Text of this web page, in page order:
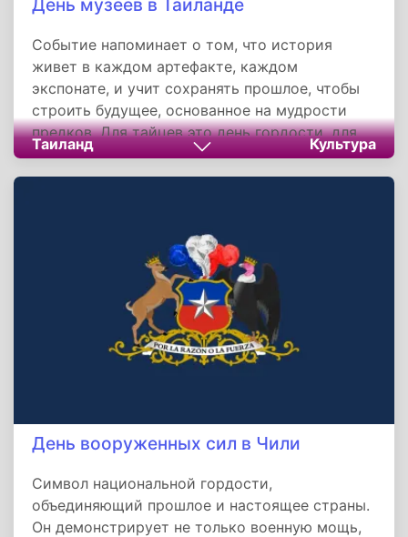
День музеев в Таиланде
Событие напоминает о том, что история
живет в каждом артефакте, каждом
экспонате, и учит сохранять прошлое, чтобы
строить будущее, основанное на мудрости
предков. Для тайцев это день гордости, для
гостей страны — возможность прикоснуться
к древней цивилизации, которая продолжает
Таиланд Культура
День вооруженных сил в Чили
Символ национальной гордости,
объединяющий прошлое и настоящее страны.
Он демонстрирует не только военную мощь,